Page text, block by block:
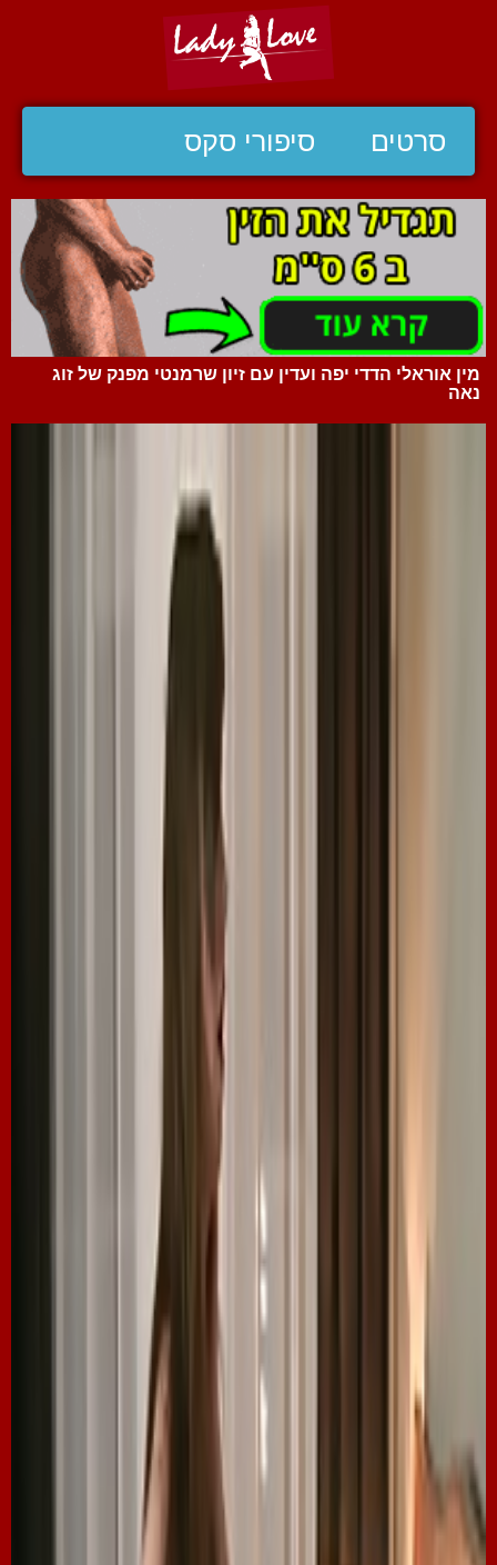
סרטים סיפורי סקס
מין אוראלי הדדי יפה ועדין עם זיון שרמנטי מפנק של זוג
נאה